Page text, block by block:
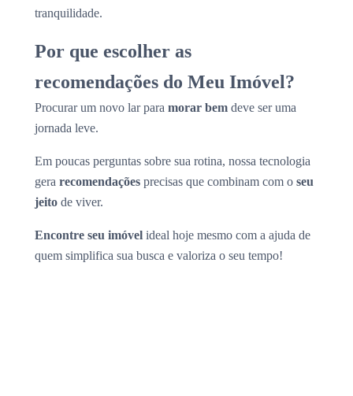
tranquilidade.
Por que escolher as
recomendações do Meu Imóvel?
Procurar um novo lar para morar bem deve ser uma
jornada leve.
Em poucas perguntas sobre sua rotina, nossa tecnologia
gera recomendações precisas que combinam com o seu
jeito de viver.
Encontre seu imóvel ideal hoje mesmo com a ajuda de
quem simplifica sua busca e valoriza o seu tempo!